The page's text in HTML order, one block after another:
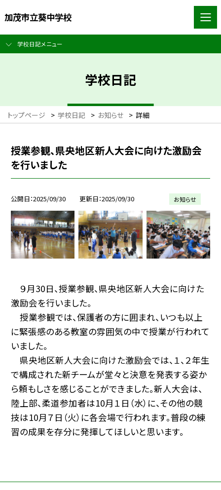
加茂市立葵中学校
学校日記メニュー
学校日記
トップページ > 学校日記 > お知らせ > 詳細
授業参観、県央地区新人大会に向けた激励会
を行いました
公開日 2025/09/30 更新日 2025/09/30 お知らせ
９月30日、授業参観、県央地区新人大会に向けた
激励会を行いました。
授業参観では、保護者の方に囲まれ、いつも以上
に緊張感のある教室の雰囲気の中で授業が行われて
いました。
県央地区新人大会に向けた激励会では、１、２年生
で構成された新チームが堂々と決意を発表する姿か
ら頼もしさを感じることができました。新人大会は、
陸上部、柔道参加者は10月１日（水）に、その他の競
技は10月７日（火）に各会場で行われます。普段の練
習の成果を存分に発揮してほしいと思います。